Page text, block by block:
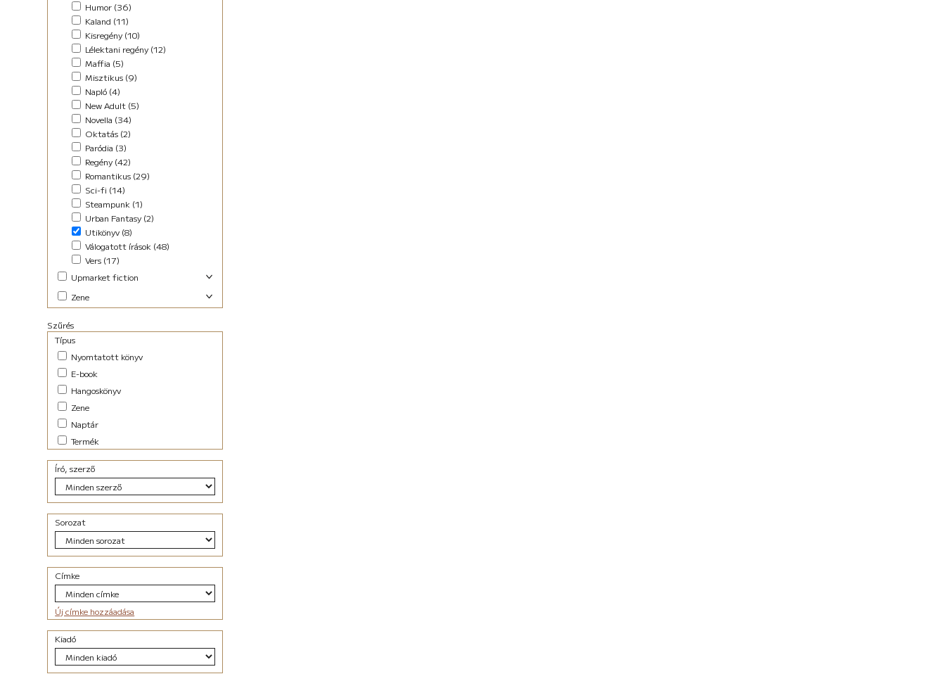
Humor (36)
Kaland (11)
Kisregény (10)
Lélektani regény (12)
Maffia (5)
Misztikus (9)
Napló (4)
New Adult (5)
Novella (34)
Oktatás (2)
Paródia (3)
Regény (42)
Romantikus (29)
Sci-fi (14)
Steampunk (1)
Urban Fantasy (2)
Utikönyv (8)
Válogatott írások (48)
Vers (17)
Upmarket fiction
Abszurd (9)
Akció (22)
Blogregény (2)
coaching (4)
Családregény (11)
dark academia (1)
dark-romance (7)
Disztópia (6)
Életrajz (25)
Erotikus (27)
Ezotéria/Horoszkóp (2)
Fantasy (40)
Fikció (49)
Filozófia (2)
Groteszk (4)
Gyűjtemény (27)
Humor (33)
Interjú (2)
Ismeretterjesztő (13)
Kaland (21)
Kisregény (10)
Krimi (50)
Lélektani regény (26)
Zene
Szűrés
Típus
Nyomtatott könyv
E-book
Hangoskönyv
Zene
Naptár
Termék
Író, szerző
Sorozat
Címke
Új címke hozzáadása
Kiadó